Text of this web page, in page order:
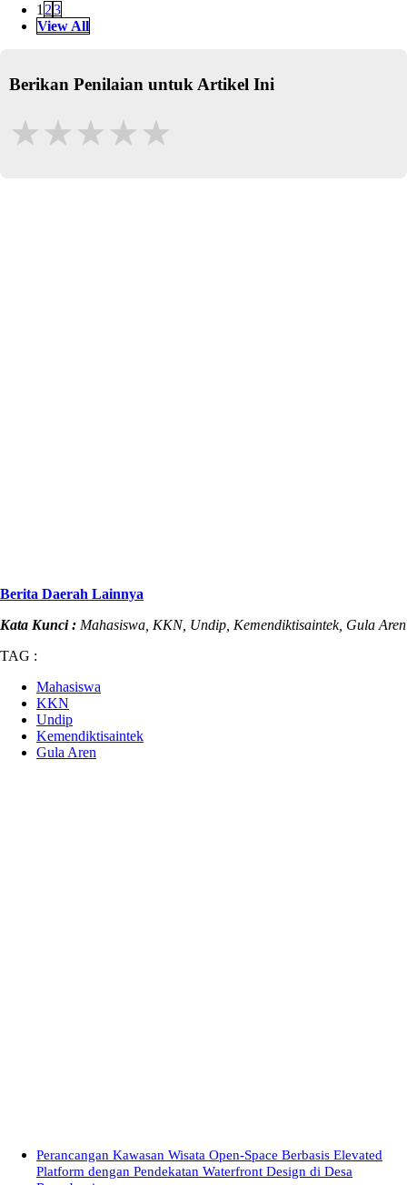
1 23
View All
Berikan Penilaian untuk Artikel Ini
★★★★★
Berita Daerah Lainnya
Kata Kunci : Mahasiswa, KKN, Undip, Kemendiktisaintek, Gula Aren
TAG :
Mahasiswa
KKN
Undip
Kemendiktisaintek
Gula Aren
Perancangan Kawasan Wisata Open-Space Berbasis Elevated
Platform dengan Pendekatan Waterfront Design di Desa